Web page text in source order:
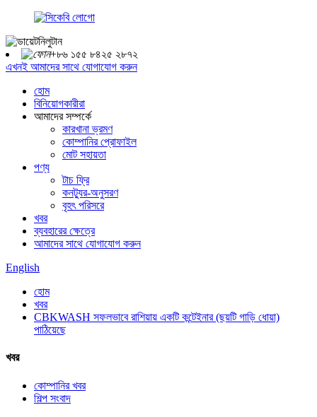
+৮৬ ১৫৫ ৮৪২৫ ২৮৭২
এখনই আমাদের সাথে যোগাযোগ করুন
হোম
বিনিয়োগকারীরা
আমাদের সম্পর্কে
কারখানা ভ্রমণ
কোম্পানির প্রোফাইল
মোট সহায়তা
পণ্য
টাচ ফ্রি
কনট্যুর-অনুসরণ
বৃহৎ পরিসরে
খবর
ব্যবহারের ক্ষেত্রে
আমাদের সাথে যোগাযোগ করুন
English
হোম
খবর
CBKWASH সফলভাবে রাশিয়ায় একটি কন্টেইনার (ছয়টি গাড়ি ধোয়া)
পাঠিয়েছে
খবর
কোম্পানির খবর
শিল্প সংবাদ